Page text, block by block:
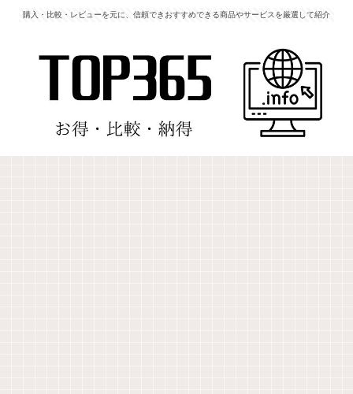
購入・比較・レビューを元に、信頼できおすすめできる商品やサービスを厳選して紹介